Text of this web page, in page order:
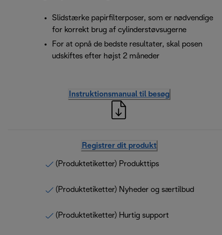
Slidstærke papirfilterposer, som er nødvendige
for korrekt brug af cylinderstøvsugerne
For at opnå de bedste resultater, skal posen
udskiftes efter højst 2 måneder
Instruktionsmanual til besøg
Registrer dit produkt
(Produktetiketter) Produkttips
(Produktetiketter) Nyheder og særtilbud
(Produktetiketter) Hurtig support